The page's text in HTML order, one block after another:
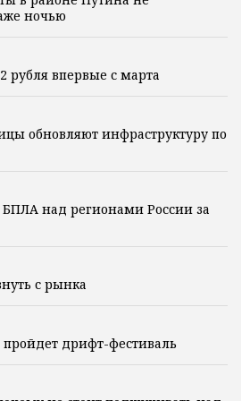
ночью
рубля впервые с марта
обновляют инфраструктуру по
над регионами России за
с рынка
пройдет дрифт-фестиваль